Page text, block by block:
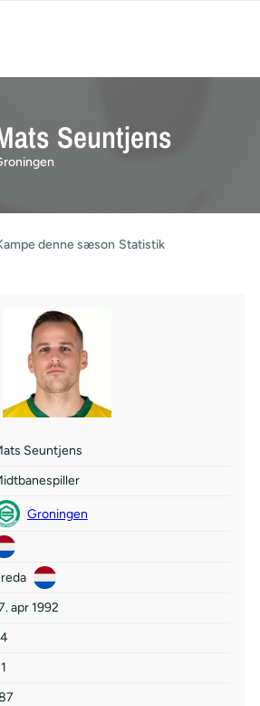
Seuntjens
denne sæson Statistik
Seuntjens
Groningen
apr 1992